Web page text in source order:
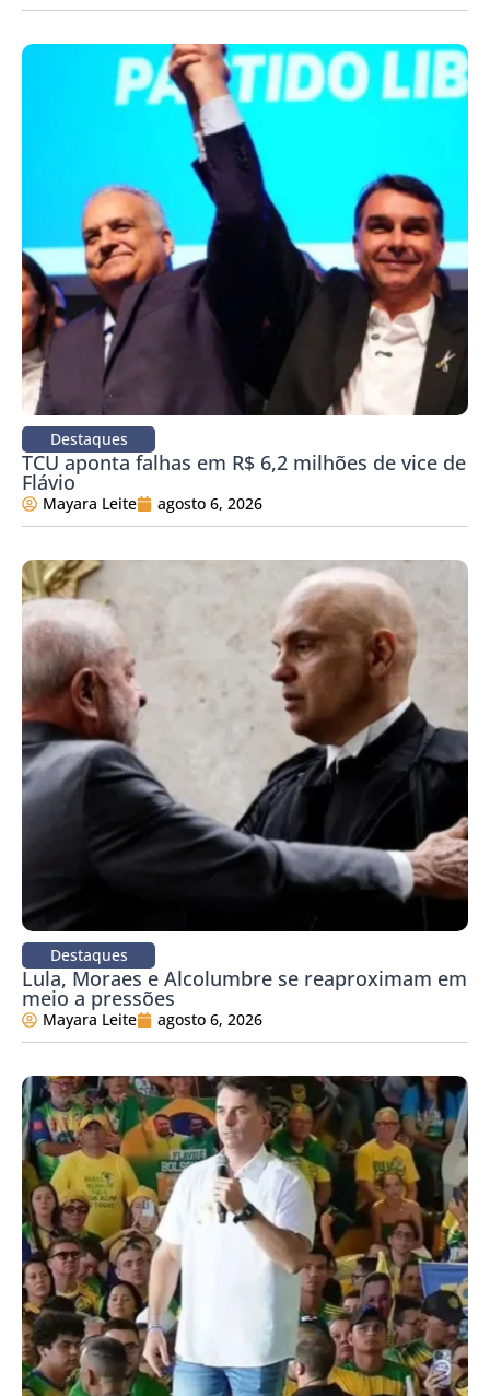
Destaques
TCU aponta falhas em R$ 6,2 milhões de vice de
Flávio
Mayara Leite agosto 6, 2026
Destaques
Lula, Moraes e Alcolumbre se reaproximam em
meio a pressões
Mayara Leite agosto 6, 2026